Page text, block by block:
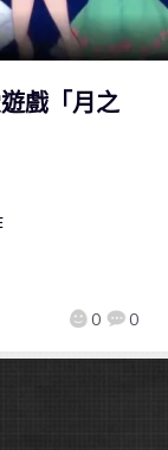
戲「月之
0 0